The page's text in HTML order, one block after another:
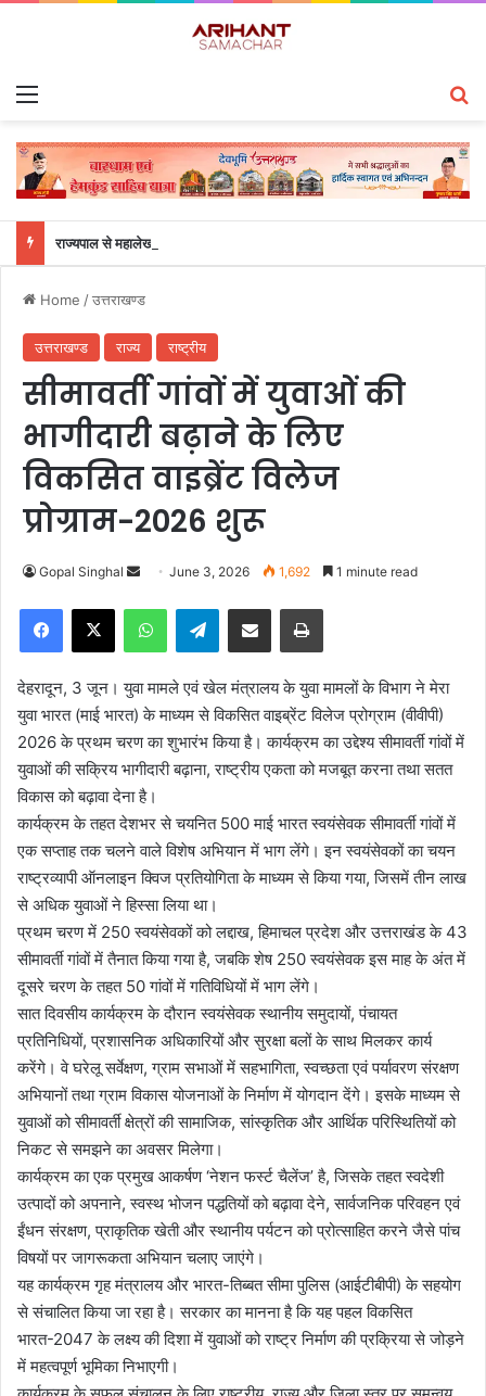
राज्यपाल से महालेखाकार, लेखापरीक्षा उत्तराखंड संजीव कुमार ने की शिष्टाचार भेंट
Home /उत्तराखण्ड
उत्तराखण्ड राज्य राष्ट्रीय
सीमावर्ती गांवों में युवाओं की
भागीदारी बढ़ाने के लिए
विकसित वाइब्रेंट विलेज
प्रोग्राम-2026 शुरू
Gopal Singhal
n
d
a
i
l
June 3, 2026 1,692 1 minute read
Telegram
देहरादून, 3 जून। युवा मामले एवं खेल मंत्रालय के युवा मामलों के विभाग ने मेरा
युवा भारत (माई भारत) के माध्यम से विकसित वाइब्रेंट विलेज प्रोग्राम (वीवीपी)
2026 के प्रथम चरण का शुभारंभ किया है। कार्यक्रम का उद्देश्य सीमावर्ती गांवों में
युवाओं की सक्रिय भागीदारी बढ़ाना, राष्ट्रीय एकता को मजबूत करना तथा सतत
विकास को बढ़ावा देना है।
कार्यक्रम के तहत देशभर से चयनित 500 माई भारत स्वयंसेवक सीमावर्ती गांवों में
एक सप्ताह तक चलने वाले विशेष अभियान में भाग लेंगे। इन स्वयंसेवकों का चयन
राष्ट्रव्यापी ऑनलाइन क्विज प्रतियोगिता के माध्यम से किया गया, जिसमें तीन लाख
से अधिक युवाओं ने हिस्सा लिया था।
प्रथम चरण में 250 स्वयंसेवकों को लद्दाख, हिमाचल प्रदेश और उत्तराखंड के 43
सीमावर्ती गांवों में तैनात किया गया है, जबकि शेष 250 स्वयंसेवक इस माह के अंत में
दूसरे चरण के तहत 50 गांवों में गतिविधियों में भाग लेंगे।
सात दिवसीय कार्यक्रम के दौरान स्वयंसेवक स्थानीय समुदायों, पंचायत
प्रतिनिधियों, प्रशासनिक अधिकारियों और सुरक्षा बलों के साथ मिलकर कार्य
करेंगे। वे घरेलू सर्वेक्षण, ग्राम सभाओं में सहभागिता, स्वच्छता एवं पर्यावरण संरक्षण
अभियानों तथा ग्राम विकास योजनाओं के निर्माण में योगदान देंगे। इसके माध्यम से
युवाओं को सीमावर्ती क्षेत्रों की सामाजिक, सांस्कृतिक और आर्थिक परिस्थितियों को
निकट से समझने का अवसर मिलेगा।
कार्यक्रम का एक प्रमुख आकर्षण ‘नेशन फर्स्ट चैलेंज’ है, जिसके तहत स्वदेशी
उत्पादों को अपनाने, स्वस्थ भोजन पद्धतियों को बढ़ावा देने, सार्वजनिक परिवहन एवं
ईंधन संरक्षण, प्राकृतिक खेती और स्थानीय पर्यटन को प्रोत्साहित करने जैसे पांच
विषयों पर जागरूकता अभियान चलाए जाएंगे।
यह कार्यक्रम गृह मंत्रालय और भारत-तिब्बत सीमा पुलिस (आईटीबीपी) के सहयोग
से संचालित किया जा रहा है। सरकार का मानना है कि यह पहल विकसित
भारत-2047 के लक्ष्य की दिशा में युवाओं को राष्ट्र निर्माण की प्रक्रिया से जोड़ने
में महत्वपूर्ण भूमिका निभाएगी।